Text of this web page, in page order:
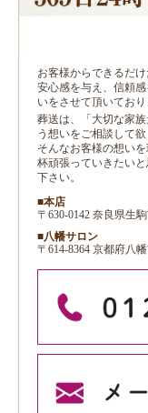
お客様からできるだ
安心感を与え、信頼
いをさせて頂いており
葬送は、「大切な家
う想いをご相談して欲
そんなお客様の想い
杯頑張っていきたい
下さい。
■本店
〒630-0142 奈良県生
■八幡サロン
〒614-8364 京都府八